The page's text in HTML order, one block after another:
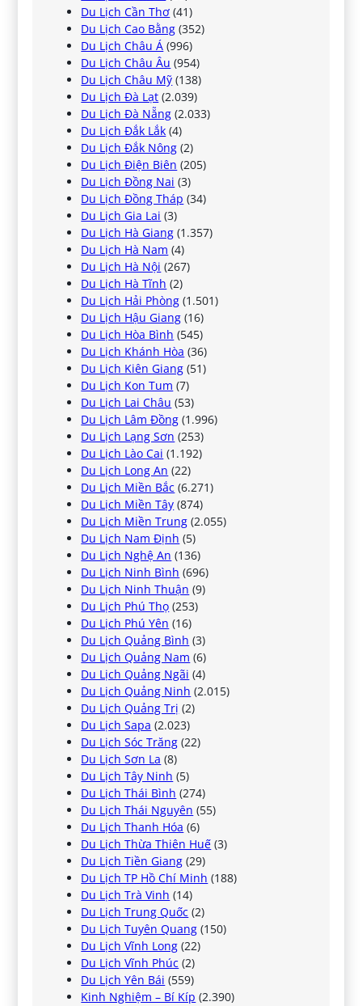
Du Lịch Cần Thơ (41)
Du Lịch Cao Bằng (352)
Du Lịch Châu Á (996)
Du Lịch Châu Âu (954)
Du Lịch Châu Mỹ (138)
Du Lịch Đà Lạt (2.039)
Du Lịch Đà Nẵng (2.033)
Du Lịch Đắk Lắk (4)
Du Lịch Đắk Nông (2)
Du Lịch Điện Biên (205)
Du Lịch Đồng Nai (3)
Du Lịch Đồng Tháp (34)
Du Lịch Gia Lai (3)
Du Lịch Hà Giang (1.357)
Du Lịch Hà Nam (4)
Du Lịch Hà Nội (267)
Du Lịch Hà Tĩnh (2)
Du Lịch Hải Phòng (1.501)
Du Lịch Hậu Giang (16)
Du Lịch Hòa Bình (545)
Du Lịch Khánh Hòa (36)
Du Lịch Kiên Giang (51)
Du Lịch Kon Tum (7)
Du Lịch Lai Châu (53)
Du Lịch Lâm Đồng (1.996)
Du Lịch Lạng Sơn (253)
Du Lịch Lào Cai (1.192)
Du Lịch Long An (22)
Du Lịch Miền Bắc (6.271)
Du Lịch Miền Tây (874)
Du Lịch Miền Trung (2.055)
Du Lịch Nam Định (5)
Du Lịch Nghệ An (136)
Du Lịch Ninh Bình (696)
Du Lịch Ninh Thuận (9)
Du Lịch Phú Thọ (253)
Du Lịch Phú Yên (16)
Du Lịch Quảng Bình (3)
Du Lịch Quảng Nam (6)
Du Lịch Quảng Ngãi (4)
Du Lịch Quảng Ninh (2.015)
Du Lịch Quảng Trị (2)
Du Lịch Sapa (2.023)
Du Lịch Sóc Trăng (22)
Du Lịch Sơn La (8)
Du Lịch Tây Ninh (5)
Du Lịch Thái Bình (274)
Du Lịch Thái Nguyên (55)
Du Lịch Thanh Hóa (6)
Du Lịch Thừa Thiên Huế (3)
Du Lịch Tiền Giang (29)
Du Lịch TP Hồ Chí Minh (188)
Du Lịch Trà Vinh (14)
Du Lịch Trung Quốc (2)
Du Lịch Tuyên Quang (150)
Du Lịch Vĩnh Long (22)
Du Lịch Vĩnh Phúc (2)
Du Lịch Yên Bái (559)
Kinh Nghiệm – Bí Kíp (2.390)